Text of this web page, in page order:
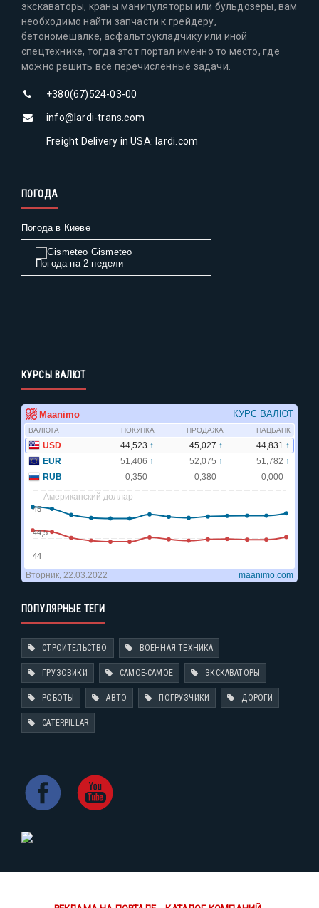
экскаваторы, краны манипуляторы или бульдозеры, вам
необходимо найти запчасти к грейдеру,
бетономешалке, асфальтоукладчику или иной
спецтехнике, тогда этот портал именно то место, где
можно решить все перечисленные задачи.
+380(67)524-03-00
info@lardi-trans.com
Freight Delivery in USA: lardi.com
ПОГОДА
Погода в Киеве
Gismeteo
Погода на 2 недели
КУРСЫ ВАЛЮТ
ПОПУЛЯРНЫЕ ТЕГИ
СТРОИТЕЛЬСТВО ВОЕННАЯ ТЕХНИКА
ГРУЗОВИКИ САМОЕ-САМОЕ ЭКСКАВАТОРЫ
РОБОТЫ АВТО ПОГРУЗЧИКИ ДОРОГИ
CATERPILLAR